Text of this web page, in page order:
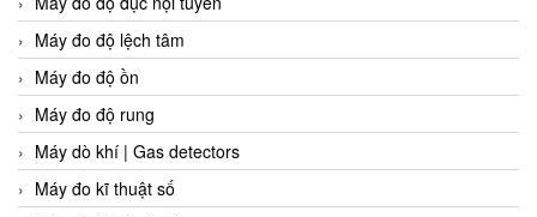
Máy đo độ lệch tâm
Máy đo độ ồn
Máy đo độ rung
Máy dò khí | Gas detectors
Máy đo kĩ thuật số